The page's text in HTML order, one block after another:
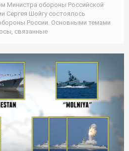
Министра обороны Российской
Сергея Шойгу состоялось
России. Основными темами
связанные